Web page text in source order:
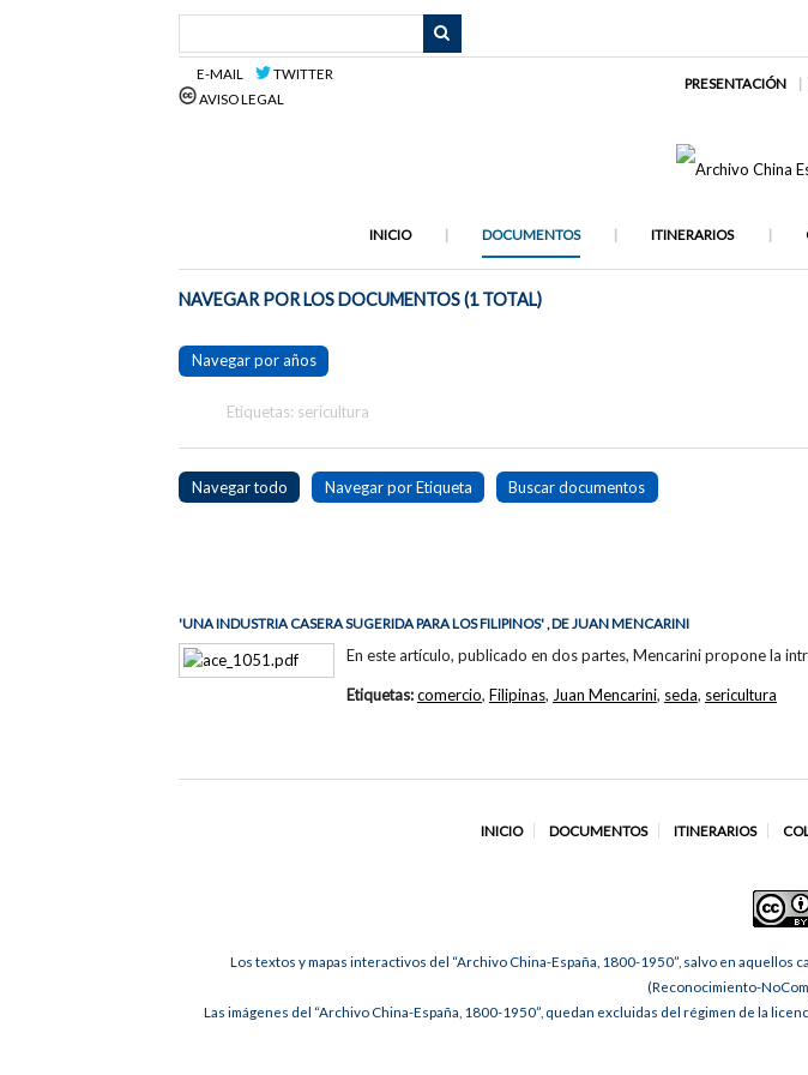
E-MAIL
TWITTER
AVISO LEGAL
PRESENTACIÓN
INICIO DOCUMENTOS ITINERARIOS
NAVEGAR POR LOS DOCUMENTOS (1 TOTAL)
Navegar por años
Etiquetas: sericultura
Navegar todo Navegar por Etiqueta Buscar documentos
'UNA INDUSTRIA CASERA SUGERIDA PARA LOS FILIPINOS' , DE JUAN MENCARINI
En este artículo, publicado en dos partes, Mencarini propone la
Etiquetas:comercio, Filipinas, Juan Mencarini, seda, sericultura
INICIO DOCUMENTOS ITINERARIOS
Los textos y mapas interactivos del “Archivo China-España, 1800-1950”, salvo en
(Reconocimiento-
Las imágenes del “Archivo China-España, 1800-1950”, quedan excluidas del régimen de la